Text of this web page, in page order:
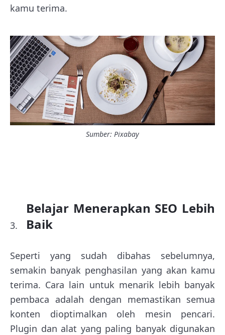
kamu terima.
Sumber: Pixabay
Belajar Menerapkan SEO Lebih
Baik
Seperti yang sudah dibahas sebelumnya,
semakin banyak penghasilan yang akan kamu
terima. Cara lain untuk menarik lebih banyak
pembaca adalah dengan memastikan semua
konten dioptimalkan oleh mesin pencari.
Plugin dan alat yang paling banyak digunakan